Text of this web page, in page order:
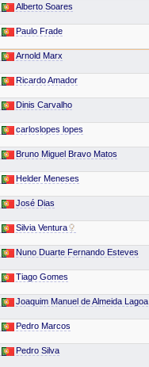
Alberto Soares
Paulo Frade
Arnold Marx
Ricardo Amador
Dinis Carvalho
carloslopes lopes
Bruno Miguel Bravo Matos
Helder Meneses
José Dias
Silvia Ventura
Nuno Duarte Fernando Esteves
Tiago Gomes
Joaquim Manuel de Almeida Lagoa
Pedro Marcos
Pedro Silva